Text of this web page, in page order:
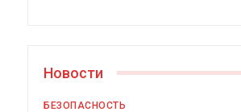
Новости
БЕЗОПАСНОСТЬ